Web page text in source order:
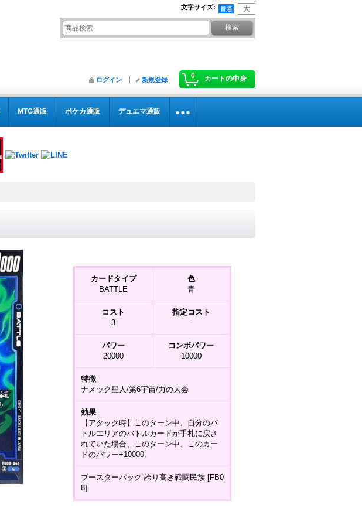
文字サイズ:
0 カートの中身
ログイン 新規登録
MTG通販 ポケカ通販 デュエマ通販
カードタイプ
BATTLE
色
青
コスト
3
指定コスト
-
パワー
20000
コンボパワー
10000
特徴
ナメック星人/第6宇宙/力の大会
効果
【アタック時】このターン中、自分のバ
トルエリアのバトルカードが手札に戻さ
れていた場合、このターン中、このカー
ドのパワー+10000。
ブースターパック 誇り高き戦闘民族 [FB0
8]